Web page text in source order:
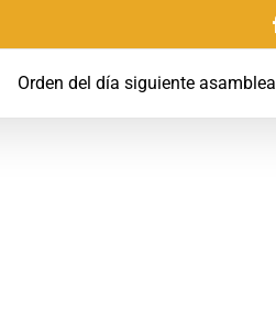
Orden del día siguiente asamblea